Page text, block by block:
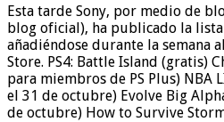
Esta tarde Sony, por medio de
blog oficial), ha publicado la
añadiéndose durante la semana
Store. PS4: Battle Island (gratis)
para miembros de PS Plus) NBA
el 31 de octubre) Evolve Big
de octubre) How to Survive